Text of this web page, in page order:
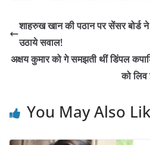
शाहरुख खान की पठान पर सेंसर बोर्ड
उठाये सवाल!
अक्षय कुमार को गे समझती थीं डिंपल
को लिव
You May Also